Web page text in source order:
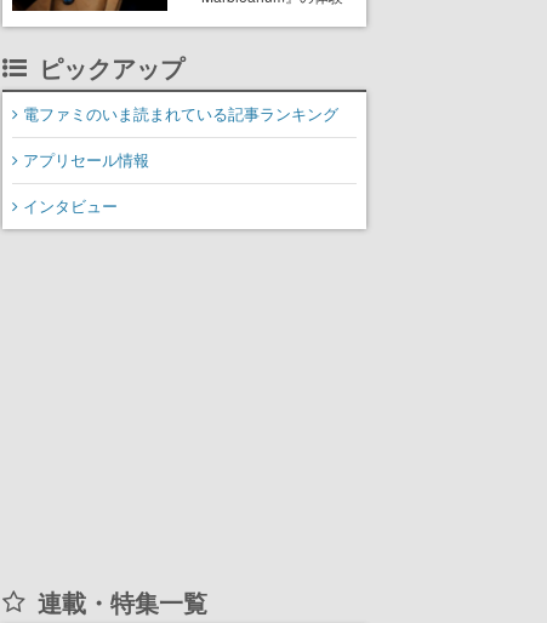
版がSteamで本日8月7日
ピックアップ
電ファミのいま読まれている記事ランキング
アプリセール情報
インタビュー
連載・特集一覧